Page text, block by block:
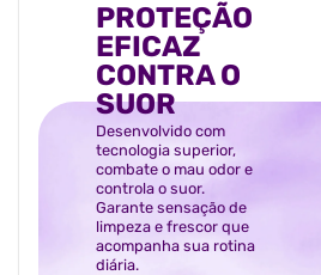
PROTEÇÃO
EFICAZ
CONTRA O
SUOR
Desenvolvido com
tecnologia superior,
combate o mau odor e
controla o suor.
Garante sensação de
limpeza e frescor que
acompanha sua rotina
diária.